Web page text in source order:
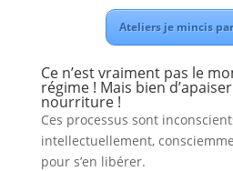
Ateliers je mincis
Ce n’est vraiment pas le
régime ! Mais bien
nourriture !
Ces processus sont
intellectuellement,
pour s’en libérer.